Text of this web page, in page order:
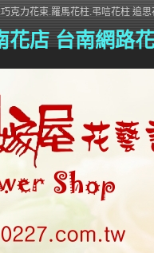
花店 台南網路
克力花束.羅馬花柱.弔唁花柱 追